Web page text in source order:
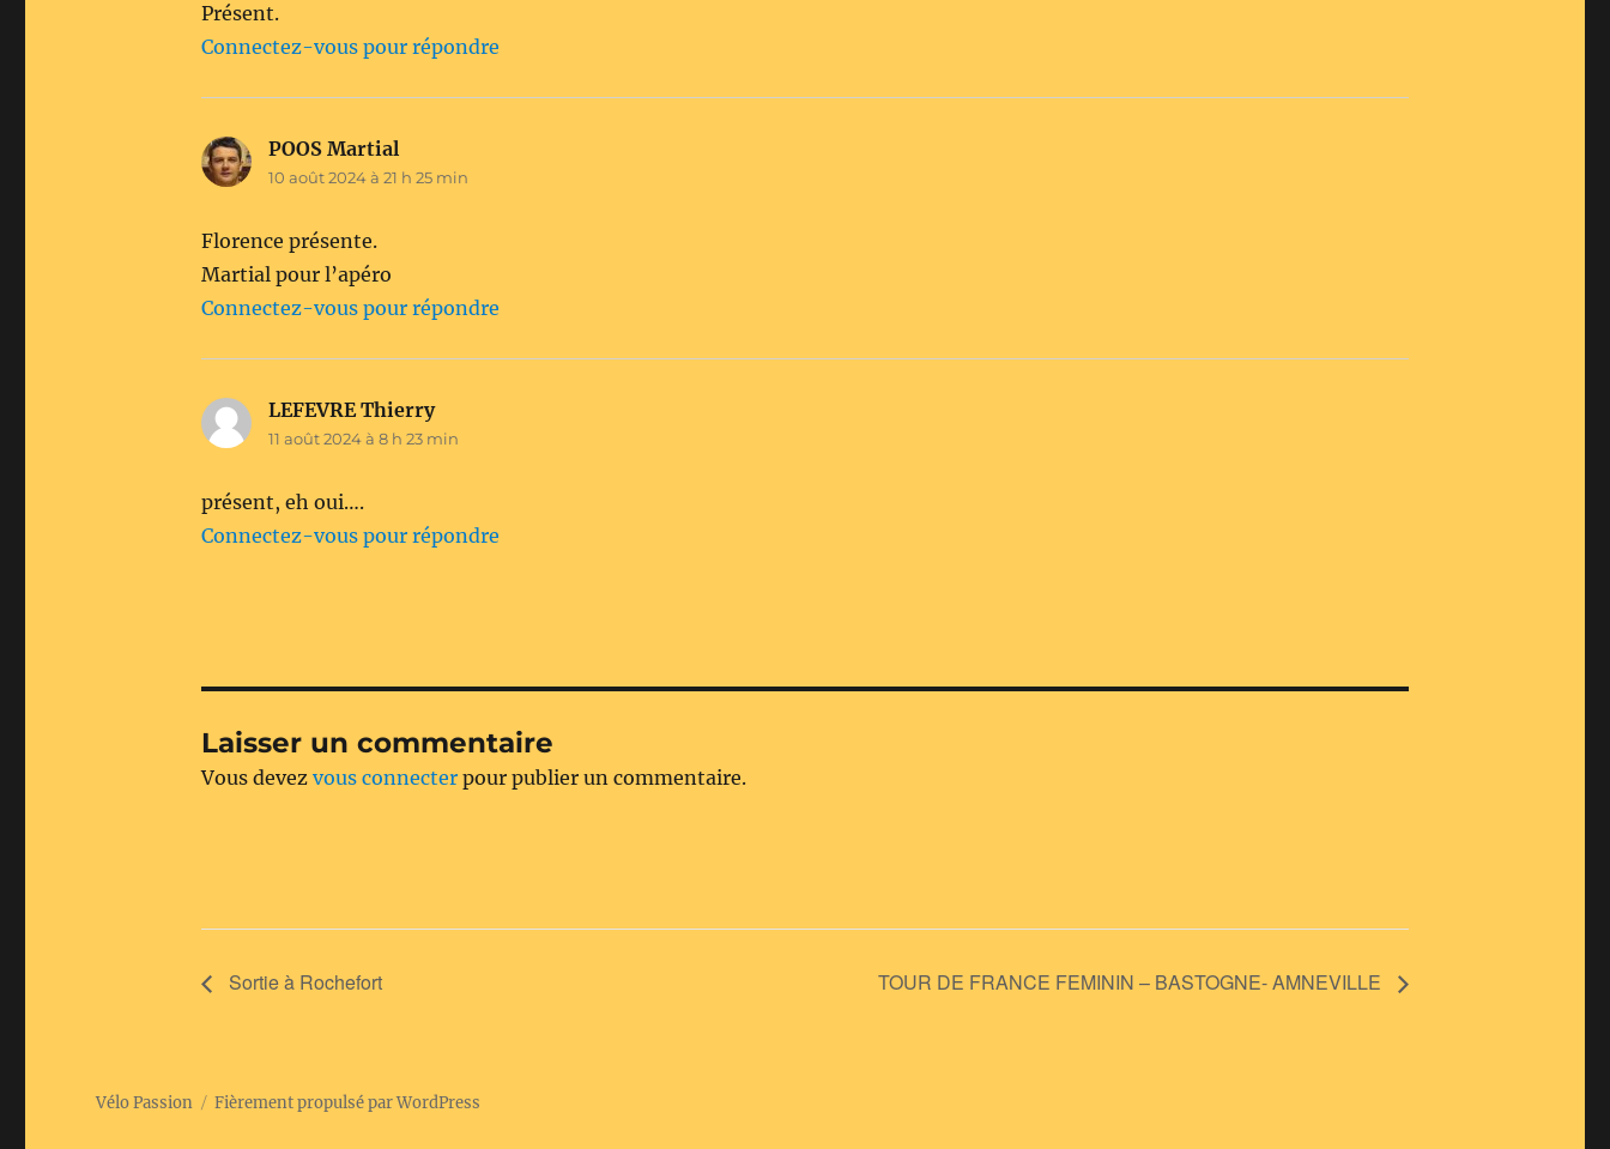
Présent.
Connectez-vous pour répondre
POOS Martial
10 août 2024 à 21 h 25 min
Florence présente.
Martial pour l’apéro
Connectez-vous pour répondre
LEFEVRE Thierrydit :
11 août 2024 à 8 h 23 min
présent, eh oui….
Connectez-vous pour répondre
Laisser un commentaire
Vous devez vous connecter pour publier un commentaire.
Sortie à Rochefort TOUR DE FRANCE FEMININ – BASTOGNE- AMNEVILLE
Vélo Passion Fièrement propulsé par WordPress